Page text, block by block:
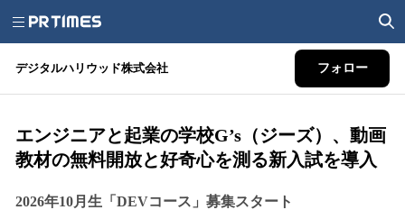
デジタルハリウッド株式会社 フォロー
エンジニアと起業の学校G’s（ジーズ）、動画
教材の無料開放と好奇心を測る新入試を導入
2026年10月生「DEVコース」募集スタート